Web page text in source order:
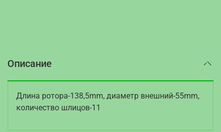
Описание
Длина ротора-138,5mm, диаметр внешний-55mm,
количество шлицов-11